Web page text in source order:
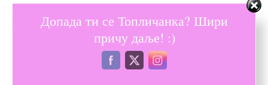
Ваше нове књиге дошле су у време
короне:У два коракаиЛица љубави.
Како је дошло до тога да своје читаоце у
исто време обрадујете двема књига?
Допада ти се Топличанка? Шири
причу даље! :)